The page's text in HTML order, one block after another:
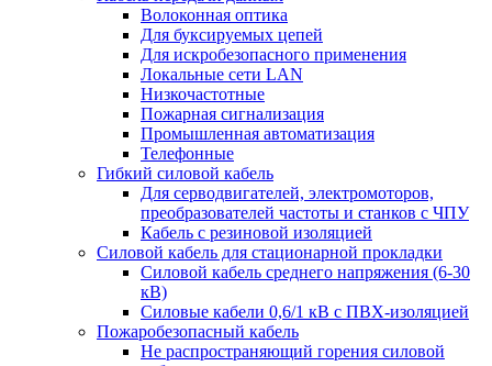
Волоконная оптика
Для буксируемых цепей
Для искробезопасного применения
Локальные сети LAN
Низкочастотные
Пожарная сигнализация
Промышленная автоматизация
Телефонные
Гибкий силовой кабель
Для серводвигателей, электромоторов,
преобразователей частоты и станков с ЧПУ
Кабель с резиновой изоляцией
Силовой кабель для стационарной прокладки
Силовой кабель среднего напряжения (6-30
кВ)
Силовые кабели 0,6/1 кВ с ПВХ-изоляцией
Пожаробезопасный кабель
Не распространяющий горения силовой